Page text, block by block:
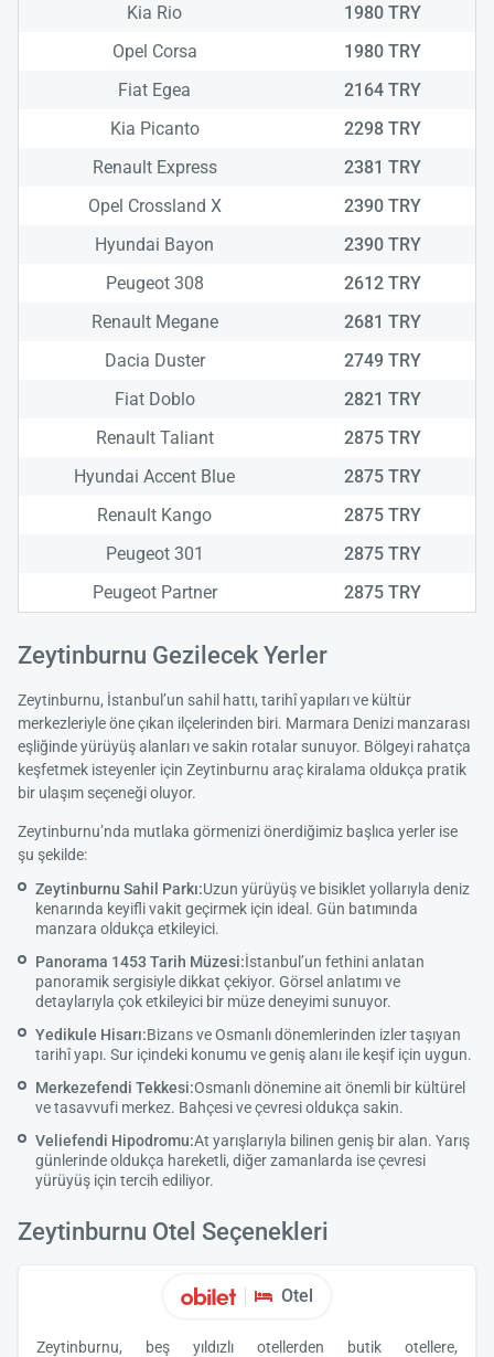
Kia Rio
1980 TRY
Opel Corsa
1980 TRY
Fiat Egea
2164 TRY
Kia Picanto
2298 TRY
Renault Express
2381 TRY
Opel Crossland X
2390 TRY
Hyundai Bayon
2390 TRY
Peugeot 308
2612 TRY
Renault Megane
2681 TRY
Dacia Duster
2749 TRY
Fiat Doblo
2821 TRY
Renault Taliant
2875 TRY
Hyundai Accent Blue
2875 TRY
Renault Kango
2875 TRY
Peugeot 301
2875 TRY
Peugeot Partner
2875 TRY
Zeytinburnu Gezilecek Yerler
Zeytinburnu, İstanbul’un sahil hattı, tarihî yapıları ve kültür
merkezleriyle öne çıkan ilçelerinden biri. Marmara Denizi manzarası
eşliğinde yürüyüş alanları ve sakin rotalar sunuyor. Bölgeyi rahatça
keşfetmek isteyenler için Zeytinburnu araç kiralama oldukça pratik
bir ulaşım seçeneği oluyor.
Zeytinburnu’nda mutlaka görmenizi önerdiğimiz başlıca yerler ise
şu şekilde:
Zeytinburnu Sahil Parkı:Uzun yürüyüş ve bisiklet yollarıyla deniz
kenarında keyifli vakit geçirmek için ideal. Gün batımında
manzara oldukça etkileyici.
Panorama 1453 Tarih Müzesi:İstanbul’un fethini anlatan
panoramik sergisiyle dikkat çekiyor. Görsel anlatımı ve
detaylarıyla çok etkileyici bir müze deneyimi sunuyor.
Yedikule Hisarı:Bizans ve Osmanlı dönemlerinden izler taşıyan
tarihî yapı. Sur içindeki konumu ve geniş alanı ile keşif için uygun.
Merkezefendi Tekkesi:Osmanlı dönemine ait önemli bir kültürel
ve tasavvufi merkez. Bahçesi ve çevresi oldukça sakin.
Veliefendi Hipodromu:At yarışlarıyla bilinen geniş bir alan. Yarış
günlerinde oldukça hareketli, diğer zamanlarda ise çevresi
yürüyüş için tercih ediliyor.
Zeytinburnu Otel Seçenekleri
Otel
Zeytinburnu, beş yıldızlı otellerden butik otellere,